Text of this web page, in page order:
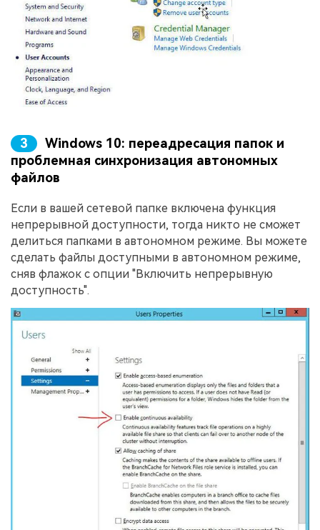
3
Windows 10: переадресация папок и
проблемная синхронизация автономных
файлов
Если в вашей сетевой папке включена функция
непрерывной доступности, тогда никто не сможет
делиться папками в автономном режиме. Вы можете
сделать файлы доступными в автономном режиме,
сняв флажок с опции "Включить непрерывную
доступность".